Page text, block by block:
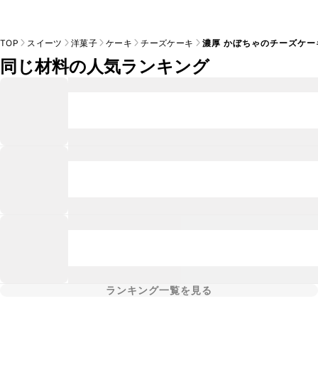
TOP スイーツ 洋菓子 ケーキ チーズケーキ 濃厚 かぼちゃのチーズケー
同じ材料の人気ランキング
ランキング一覧を見る